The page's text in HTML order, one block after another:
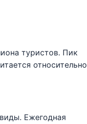
туристов. Пик
относительно
Ежегодная